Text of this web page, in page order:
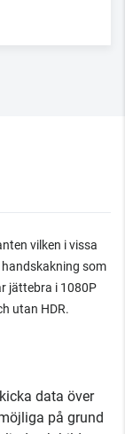
vilken i vissa
som
jättebra i 1080P
utan HDR.
data över
på grund